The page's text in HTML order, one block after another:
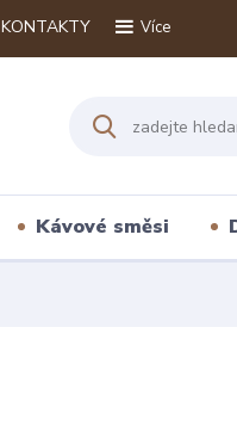
KONTAKTY Více
Kávové směsi